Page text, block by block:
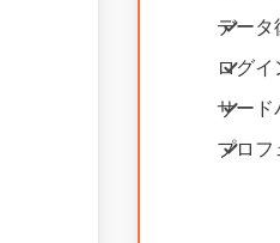
データ
ログ
サード
プロフ